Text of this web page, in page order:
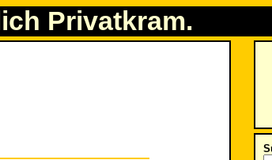
Privatkram.